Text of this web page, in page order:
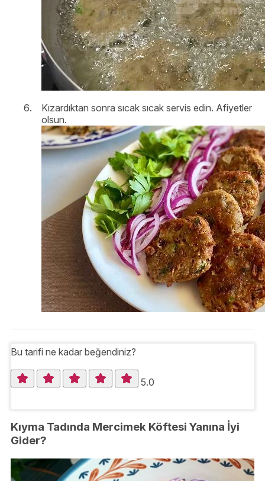
Kızardıktan sonra sıcak sıcak servis edin. Afiyetler
olsun.
Bu tarifi ne kadar beğendiniz?
5.0
Kıyma Tadında Mercimek Köftesi Yanına İyi
Gider?